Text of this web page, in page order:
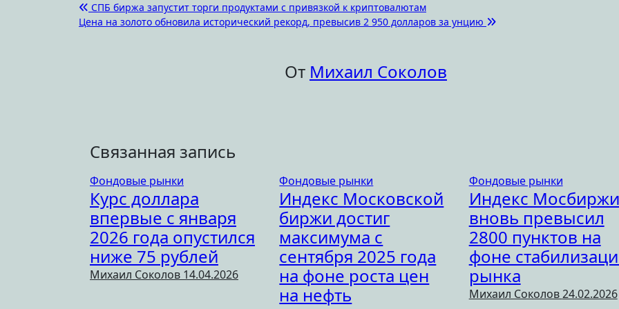
Навигация
СПБ биржа запустит торги продуктами с привязкой к криптовалютам
Цена на золото обновила исторический рекорд, превысив 2 950 долларов за унцию
От Михаил Соколов
Связанная запись
Фондовые рынки
Курс доллара
впервые с января
2026 года опустился
ниже 75 рублей
Михаил Соколов 14.04.2026
Фондовые рынки
Индекс Московской
биржи достиг
максимума с
сентября 2025 года
на фоне роста цен
на нефть
Фондовые рынки
Индекс Мосбиржи
вновь превысил
2800 пунктов на
фоне
рынка
Михаил Соколов24.02.2026